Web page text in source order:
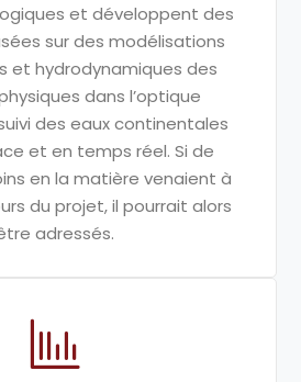
et développent des
sur des modélisations
et hydrodynamiques des
dans l’optique
des eaux continentales
et en temps réel. Si de
en la matière venaient à
du projet, il pourrait alors
adressés.